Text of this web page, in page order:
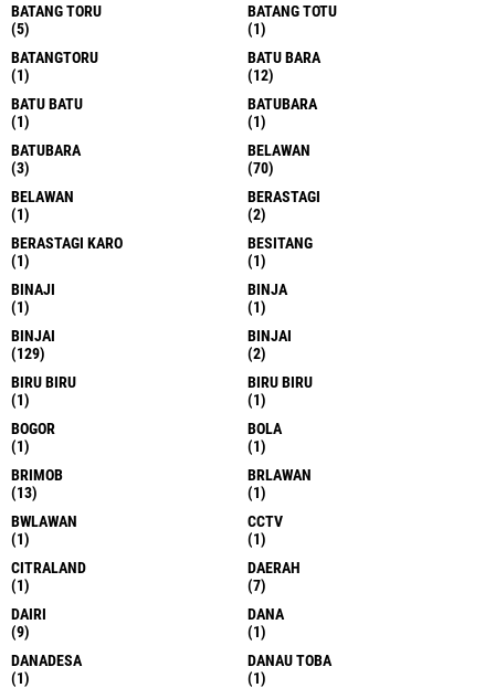
BATANG TORU
(5)
BATANG TOTU
(1)
BATANGTORU
(1)
BATU BARA
(12)
BATU BATU
(1)
BATUBARA
(1)
BATUBARA
(3)
BELAWAN
(70)
BELAWAN
(1)
BERASTAGI
(2)
BERASTAGI KARO
(1)
BESITANG
(1)
BINAJI
(1)
BINJA
(1)
BINJAI
(129)
BINJAI
(2)
BIRU BIRU
(1)
BIRU BIRU
(1)
BOGOR
(1)
BOLA
(1)
BRIMOB
(13)
BRLAWAN
(1)
BWLAWAN
(1)
CCTV
(1)
CITRALAND
(1)
DAERAH
(7)
DAIRI
(9)
DANA
(1)
DANADESA
(1)
DANAU TOBA
(1)